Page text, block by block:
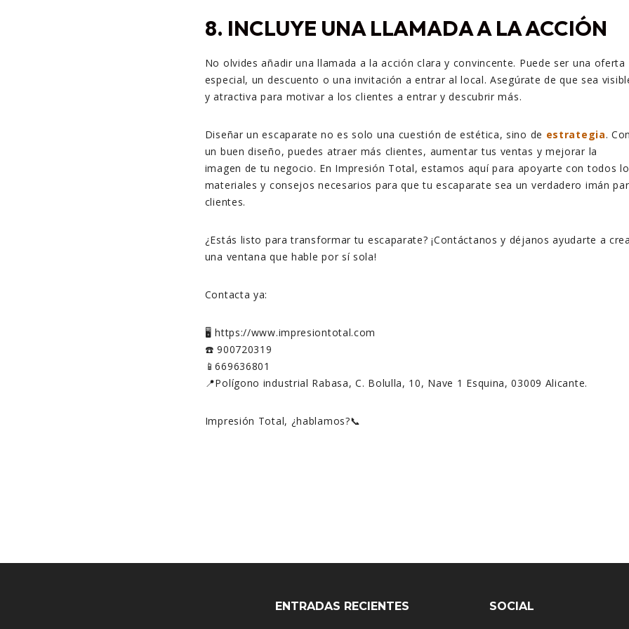
8. INCLUYE UNA LLAMADA A LA ACCIÓN
No olvides añadir una llamada a la acción clara y convincente. Puede ser una oferta
especial, un descuento o una invitación a entrar al local. Asegúrate de que sea
y atractiva para motivar a los clientes a entrar y descubrir más.
Diseñar un escaparate no es solo una cuestión de estética, sino de estrategia. Con
un buen diseño, puedes atraer más clientes, aumentar tus ventas y mejorar la
imagen de tu negocio. En Impresión Total, estamos aquí para apoyarte con todos
materiales y consejos necesarios para que tu escaparate sea un verdadero imán
clientes.
¿Estás listo para transformar tu escaparate? ¡Contáctanos y déjanos ayudarte a
una ventana que hable por sí sola!
Contacta ya:
🖥️ https://www.impresiontotal.com
☎️ 900720319
📱669636801
📍Polígono industrial Rabasa, C. Bolulla, 10, Nave 1 Esquina, 03009 Alicante.
Impresión Total, ¿hablamos?📞
ENTRADAS RECIENTES SOCIAL